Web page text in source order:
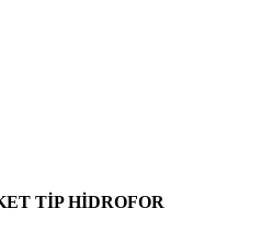
TİP HİDROFOR